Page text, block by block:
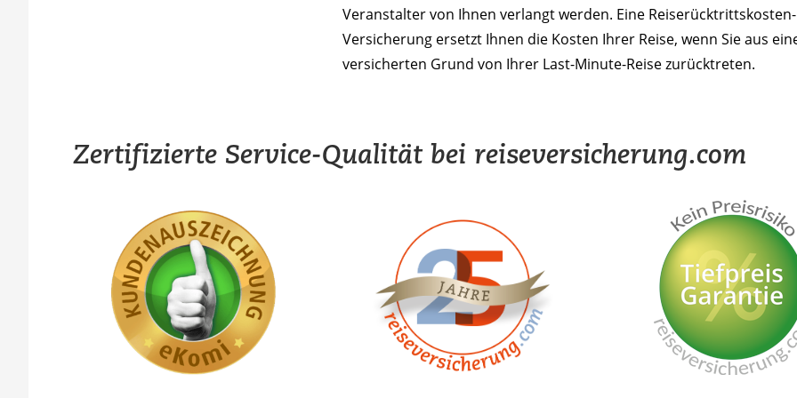
Veranstalter von Ihnen verlangt werden. Eine Reiserücktrittskosten-
Versicherung ersetzt Ihnen die Kosten Ihrer Reise, wenn Sie aus
versicherten Grund von Ihrer Last-Minute-Reise zurücktreten.
Zertifizierte Service-Qualität bei reiseversicherung.com